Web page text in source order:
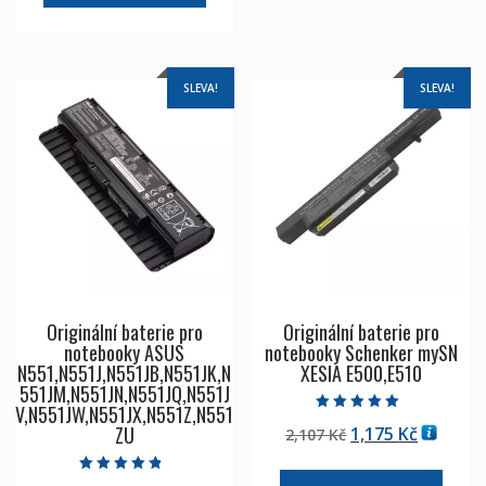
SLEVA!
Originální baterie pro
notebooky ASUS
N551,N551J,N551JB,N551JK,N
551JM,N551JN,N551JQ,N551J
V,N551JW,N551JX,N551Z,N551
ZU
SLEVA!
Originální baterie pro
notebooky Schenker mySN
XESIA E500,E510
5.00
z 5
2,107Kč Původní
byla:
1,175 Kč
je: